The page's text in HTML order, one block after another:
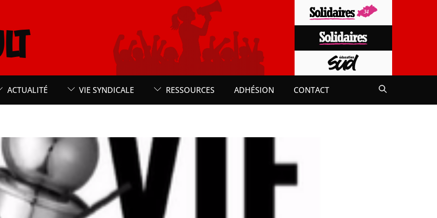
ACTUALITÉ VIE SYNDICALE RESSOURCES ADHÉSION CONTACT